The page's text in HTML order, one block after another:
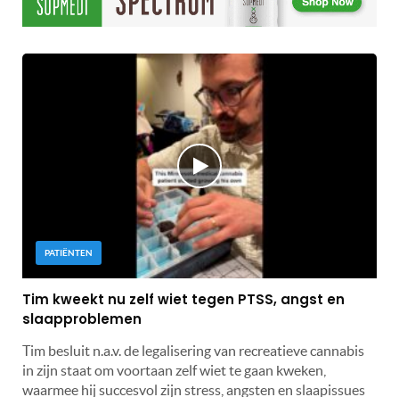
PATIËNTEN
Tim kweekt nu zelf wiet tegen PTSS, angst en
slaapproblemen
Tim besluit n.a.v. de legalisering van recreatieve cannabis
in zijn staat om voortaan zelf wiet te gaan kweken,
waarmee hij succesvol zijn stress, angsten en slaapissues